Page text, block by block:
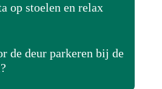
op stoelen en relax
de deur parkeren bij de